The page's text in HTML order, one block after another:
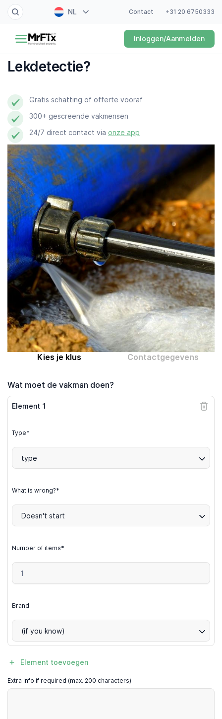
NL
FR
ES
Contact +31 20 6750333
Inloggen/Aanmelden
Schilder
Elektricien
Loodgieter
Slotenmaker
Witgoedmonteur
Hovenier
Schoonmaker
Computer expert
Help
Over MrFix
Log in als vakman
Lekdetectie?
Gratis schatting of offerte vooraf
300+ gescreende vakmensen
24/7 direct contact via onze app
Kies je klus Contactgegevens
Wat moet de vakman doen?
Element 1
Type*
type
What is wrong?*
Doesn't start
Number of items*
Brand
(if you know)
Element toevoegen
Extra info if required (max. 200 characters)